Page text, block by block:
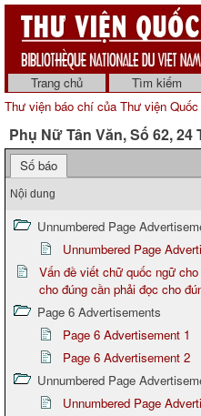
Trang chủ Tìm kiếm
Thư viện báo chí của Thư viện
Phụ Nữ Tân Văn, Số 62, 24
Số báo
Nội dung
Unnumbered Page
Unnumbered Page
Vấn đề viết chữ quốc ngữ
cho đúng cần phải đọc cho
Page 6 Advertisements
Page 6 Advertisement 1
Page 6 Advertisement 2
Unnumbered Page
Unnumbered Page